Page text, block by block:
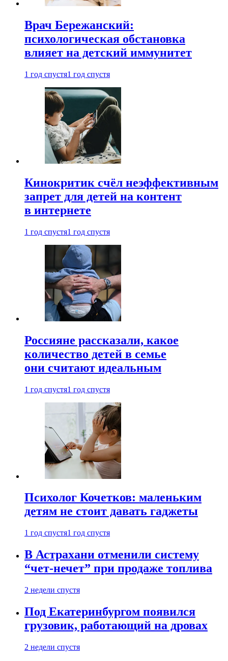
Врач Бережанский:
психологическая обстановка
влияет на детский иммунитет
1 год спустя1 год спустя
Кинокритик счёл неэффективным
запрет для детей на контент
в интернете
1 год спустя1 год спустя
Россияне рассказали, какое
количество детей в семье
они считают идеальным
1 год спустя1 год спустя
Психолог Кочетков: маленьким
детям не стоит давать гаджеты
1 год спустя1 год спустя
В Астрахани отменили систему
“чет-нечет” при продаже топлива
2 недели спустя
Под Екатеринбургом появился
грузовик, работающий на дровах
2 недели спустя